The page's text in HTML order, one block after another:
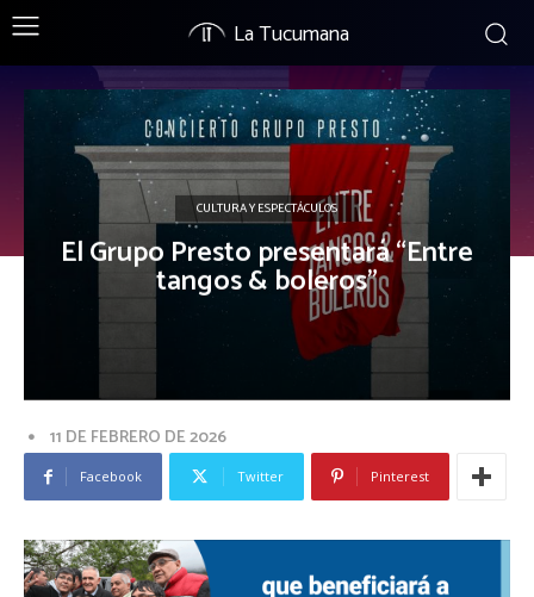
La Tucumana
CULTURA Y ESPECTÁCULOS
El Grupo Presto presentará “Entre
tangos & boleros”
11 DE FEBRERO DE 2026
Facebook Twitter Pinterest